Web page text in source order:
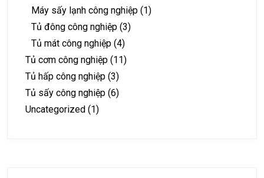
Máy sấy lạnh công nghiệp (1)
Tủ đông công nghiệp (3)
Tủ mát công nghiệp (4)
Tủ cơm công nghiệp (11)
Tủ hấp công nghiệp (3)
Tủ sấy công nghiệp (6)
Uncategorized (1)